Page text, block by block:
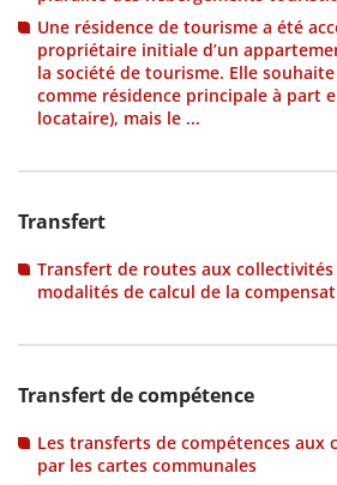
Une résidence de tourisme a été
propriétaire initiale d’un
la société de tourisme. Elle
comme résidence principale à part
locataire), mais le ...
Transfert
Transfert de routes aux
modalités de calcul de la
Transfert de compétence
Les transferts de compétences aux
par les cartes communales